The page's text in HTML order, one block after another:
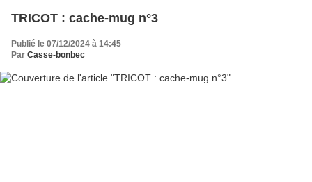
TRICOT : cache-mug n°3
Publié le 07/12/2024 à 14:45
Par Casse-bonbec